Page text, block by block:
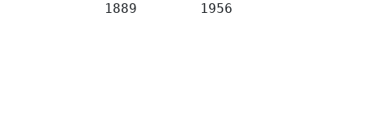
1889 1956